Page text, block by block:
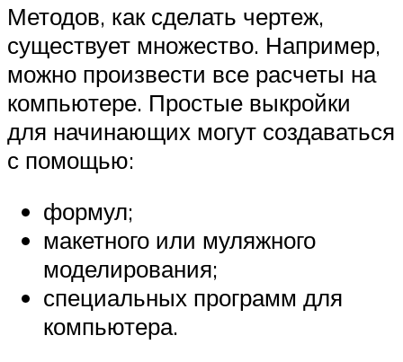
Методов, как сделать чертеж,
существует множество. Например,
можно произвести все расчеты на
компьютере. Простые выкройки
для начинающих могут создаваться
с помощью:
формул;
макетного или муляжного
моделирования;
специальных программ для
компьютера.